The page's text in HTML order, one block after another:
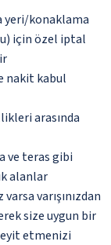
yeri/konaklama
için özel iptal
nakit kabul
arasında
ve teras gibi
alanlar
varışınızdan
size uygun bir
etmenizi